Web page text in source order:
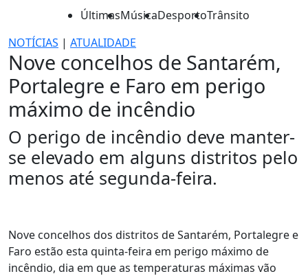
ÚltimasMúsicaDesportoTrânsito
NOTÍCIAS | ATUALIDADE
Nove concelhos de Santarém,
Portalegre e Faro em perigo
máximo de incêndio
O perigo de incêndio deve manter-
se elevado em alguns distritos pelo
menos até segunda-feira.
Nove concelhos dos distritos de Santarém, Portalegre e
Faro estão esta quinta-feira em perigo máximo de
incêndio, dia em que as temperaturas máximas vão